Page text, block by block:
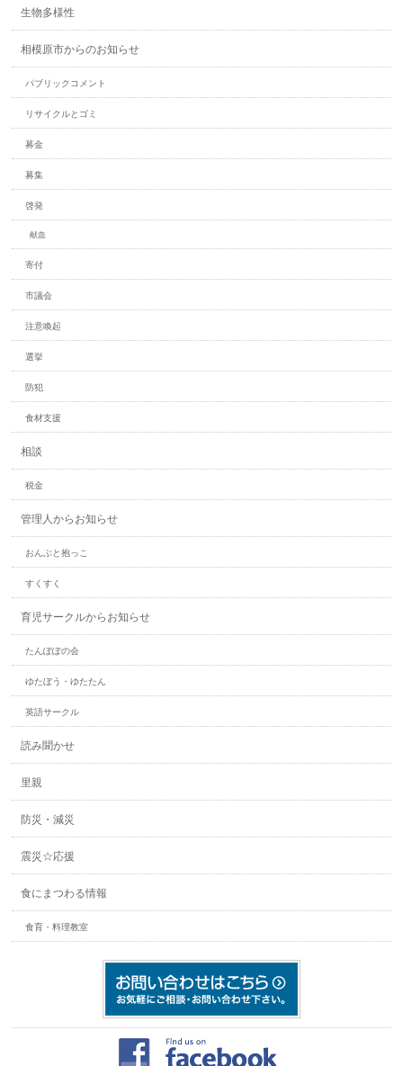
生物多様性
相模原市からのお知らせ
パブリックコメント
リサイクルとゴミ
募金
募集
啓発
献血
寄付
市議会
注意喚起
選挙
防犯
食材支援
相談
税金
管理人からお知らせ
おんぶと抱っこ
すくすく
育児サークルからお知らせ
たんぽぽの会
ゆたぼう・ゆたたん
英語サークル
読み聞かせ
里親
防災・減災
震災☆応援
食にまつわる情報
食育・料理教室